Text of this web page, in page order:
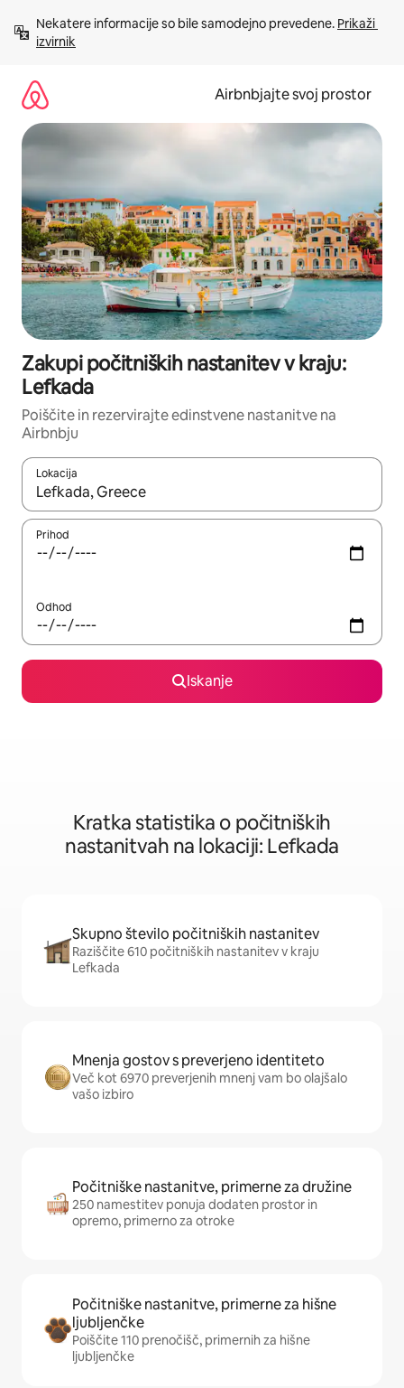
vsebino
Nekatere informacije so bile samodejno prevedene. Prikaži
izvirnik
Airbnbjajte svoj prostor
Zakupi počitniških nastanitev v kraju:
Lefkada
Poiščite in rezervirajte edinstvene nastanitve na
Airbnbju
Lokacija
Ko so rezultati na voljo, krmarite s puščičnima tipkama gor in
Prihod
Odhod
Iskanje
Kratka statistika o počitniških
nastanitvah na lokaciji: Lefkada
Skupno število počitniških nastanitev
Raziščite 610 počitniških nastanitev v kraju
Lefkada
Mnenja gostov s preverjeno identiteto
Več kot 6970 preverjenih mnenj vam bo olajšalo
vašo izbiro
Počitniške nastanitve, primerne za družine
250 namestitev ponuja dodaten prostor in
opremo, primerno za otroke
Počitniške nastanitve, primerne za hišne
ljubljenčke
Poiščite 110 prenočišč, primernih za hišne
ljubljenčke